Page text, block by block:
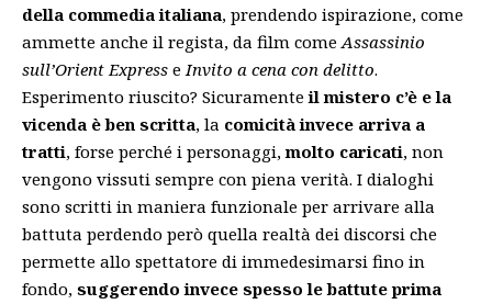
della commedia italiana, prendendo ispirazione, come
ammette anche il regista, da film comeAssassinio
sull’Orient Express eInvito a cena con delitto.
Esperimento riuscito? Sicuramenteil mistero c’è e la
vicenda è ben scritta, la comicità invece arriva a
tratti, forse perché i personaggi,molto caricati, non
vengono vissuti sempre con piena verità. I dialoghi
sono scritti in maniera funzionale per arrivare alla
battuta perdendo però quella realtà dei discorsi che
permette allo spettatore di immedesimarsi fino in
fondo, suggerendo invece spesso le battute prima